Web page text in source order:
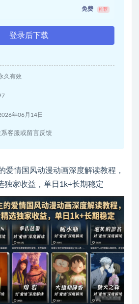
免费 推荐
登录后下载
久有效
年06月14日
系客服或留言反馈
爱情国风动漫动画深度解读教程，
独家收益，单日1k+长期稳定